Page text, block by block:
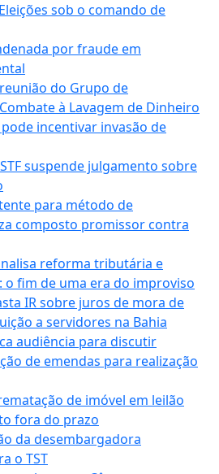
sob o comando de
por fraude em
do Grupo de
à Lavagem de Dinheiro
incentivar invasão de
suspende julgamento sobre
para método de
composto promissor contra
reforma tributária e
o fim de uma era do improviso
IR sobre juros de mora de
a servidores na Bahia
audiência para discutir
de emendas para realização
de imóvel em leilão
fora do prazo
da desembargadora
o TST